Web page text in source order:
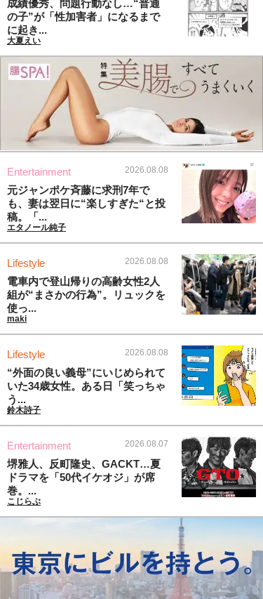
成績優秀、問題行動なし…“普通
の子”が「性加害者」になるまで
に起き...
大夏えい
Entertainment 2026.08.08
元ジャンポケ斉藤に求刑7年で
も、妻は翌日に“楽しすぎた“と投
稿。「...
エタノール純子
Lifestyle 2026.08.08
電車内で登山帰りの高齢女性2人
組が“まさかの行為”。リュックを
使っ...
maki
Lifestyle 2026.08.08
“外面の良い義母”にいじめられて
いた34歳女性。ある日「笑っちゃ
う...
鈴木詩子
Entertainment 2026.08.07
堺雅人、反町隆史、GACKT…夏
ドラマを「50代イケオジ」が席
巻。...
こじらぶ